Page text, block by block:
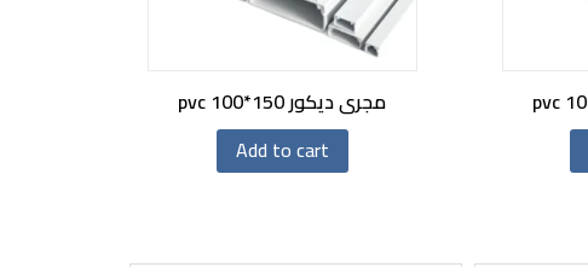
مجرى ديكور pvc 100*150
Add to cart